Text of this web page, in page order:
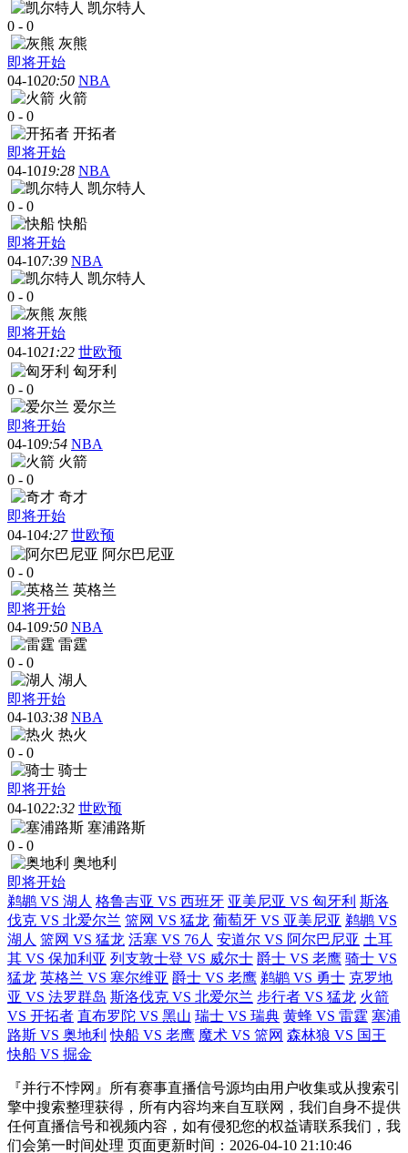
凯尔特人
0 - 0
灰熊
即将开始
04-1020:50 NBA
火箭
0 - 0
开拓者
即将开始
04-1019:28 NBA
凯尔特人
0 - 0
快船
即将开始
04-107:39 NBA
凯尔特人
0 - 0
灰熊
即将开始
04-1021:22 世欧预
匈牙利
0 - 0
爱尔兰
即将开始
04-109:54 NBA
火箭
0 - 0
奇才
即将开始
04-104:27 世欧预
阿尔巴尼亚
0 - 0
英格兰
即将开始
04-109:50 NBA
雷霆
0 - 0
湖人
即将开始
04-103:38 NBA
热火
0 - 0
骑士
即将开始
04-1022:32 世欧预
塞浦路斯
0 - 0
奥地利
即将开始
鹈鹕 VS 湖人 格鲁吉亚 VS 西班牙 亚美尼亚 VS 匈牙利 斯洛
伐克 VS 北爱尔兰 篮网 VS 猛龙 葡萄牙 VS 亚美尼亚 鹈鹕 VS
湖人 篮网 VS 猛龙 活塞 VS 76人 安道尔 VS 阿尔巴尼亚 土耳
其 VS 保加利亚 列支敦士登 VS 威尔士 爵士 VS 老鹰 骑士 VS
猛龙 英格兰 VS 塞尔维亚 爵士 VS 老鹰 鹈鹕 VS 勇士 克罗地
亚 VS 法罗群岛 斯洛伐克 VS 北爱尔兰 步行者 VS 猛龙 火箭
VS 开拓者 直布罗陀 VS 黑山 瑞士 VS 瑞典 黄蜂 VS 雷霆 塞浦
路斯 VS 奥地利 快船 VS 老鹰 魔术 VS 篮网 森林狼 VS 国王
快船 VS 掘金
『并行不悖网』所有赛事直播信号源均由用户收集或从搜索引
擎中搜索整理获得，所有内容均来自互联网，我们自身不提供
任何直播信号和视频内容，如有侵犯您的权益请联系我们，我
们会第一时间处理 页面更新时间：2026-04-10 21:10:46